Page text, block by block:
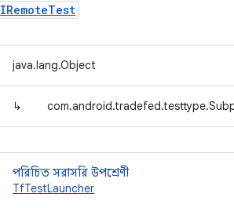
IRemoteTest
java.lang.Object
↳
পরিচিত সরাসরি উপশ্রেণী
TfTestLauncher